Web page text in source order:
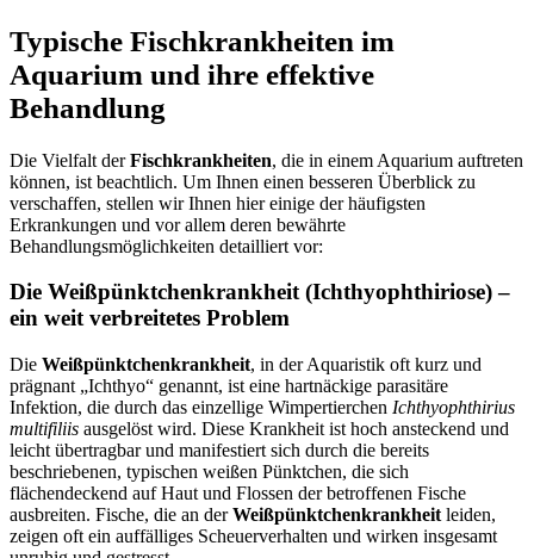
Typische Fischkrankheiten im
Aquarium und ihre effektive
Behandlung
Die Vielfalt derFischkrankheiten, die in einem Aquarium auftreten
können, ist beachtlich. Um Ihnen einen besseren Überblick zu
verschaffen, stellen wir Ihnen hier einige der häufigsten
Erkrankungen und vor allem deren bewährte
Behandlungsmöglichkeiten detailliert vor:
Die Weißpünktchenkrankheit (Ichthyophthiriose) –
ein weit verbreitetes Problem
Die Weißpünktchenkrankheit, in der Aquaristik oft kurz und
prägnant „Ichthyo“ genannt, ist eine hartnäckige parasitäre
Infektion, die durch das einzellige Wimpertierchen Ichthyophthirius
multifiliis ausgelöst wird. Diese Krankheit ist hoch ansteckend und
leicht übertragbar und manifestiert sich durch die bereits
beschriebenen, typischen weißen Pünktchen, die sich
flächendeckend auf Haut und Flossen der betroffenen Fische
ausbreiten. Fische, die an derWeißpünktchenkrankheit leiden,
zeigen oft ein auffälliges Scheuerverhalten und wirken insgesamt